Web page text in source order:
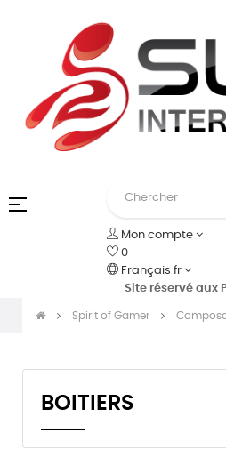
Basculer
☰
Mon compte
0
Français fr
Site réservé aux
Spirit of Gamer
BOITIERS